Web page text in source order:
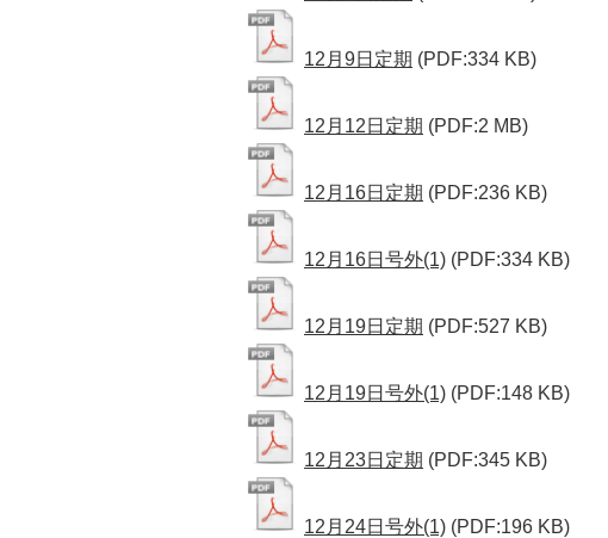
12月9日定期 (PDF:334 KB)
12月12日定期 (PDF:2 MB)
12月16日定期 (PDF:236 KB)
12月16日号外(1) (PDF:334 KB)
12月19日定期 (PDF:527 KB)
12月19日号外(1) (PDF:148 KB)
12月23日定期 (PDF:345 KB)
12月24日号外(1) (PDF:196 KB)